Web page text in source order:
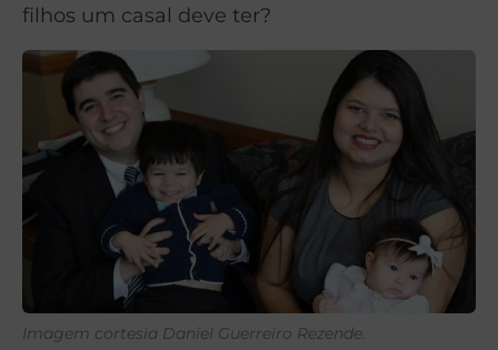
filhos um casal deve ter?
Imagem cortesia Daniel Guerreiro Rezende.